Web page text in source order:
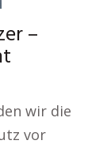
–
wir die
vor